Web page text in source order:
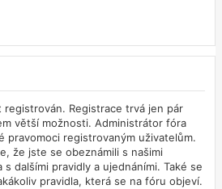
registrován. Registrace trvá jen pár
větší možnosti. Administrátor fóra
pravomoci registrovaným uživatelům.
že jste se obeznámili s našimi
dalšími pravidly a ujednáními. Také se
pravidla, která se na fóru objeví.